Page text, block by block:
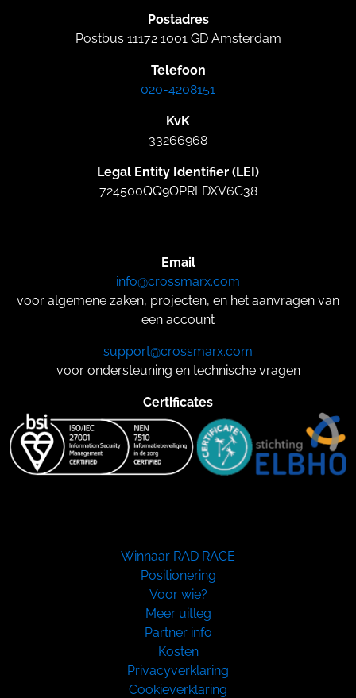
Postadres
Postbus 11172 1001 GD Amsterdam
Telefoon
020-4208151
KvK
33266968
Legal Entity Identifier (LEI)
724500QQ9OPRLDXV6C38
Email
info@crossmarx.com
voor algemene zaken, projecten, en het aanvragen van
een account
support@crossmarx.com
voor ondersteuning en technische vragen
Certificates
Winnaar RAD RACE
Positionering
Voor wie?
Meer uitleg
Partner info
Kosten
Privacyverklaring
Cookieverklaring